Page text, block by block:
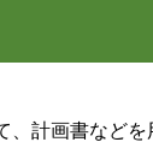
、計画書など